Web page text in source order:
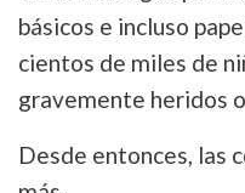
básicos e incluso
cientos de miles de
gravemente heridos
Desde entonces, las